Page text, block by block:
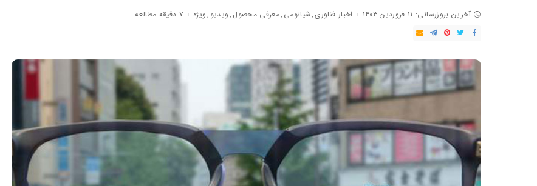
آخرین بروزرسانی: ۱۱ فروردین ۱۴۰۳ اخبار فناوری شیائومی معرفی محصول ویدیو ویژه ۷ دقیقه مطالعه